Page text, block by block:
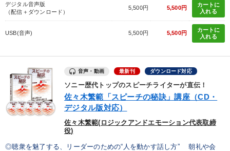
デジタル音声版
（配信＋ダウンロード）
5,500円 5,500円
カートに
入れる
USB(音声) 5,500円 5,500円
カートに
入れる
音声・動画 最新刊 ダウンロード対応
ソニー歴代トップのスピーチライターが直伝！
佐々木繁範「スピーチの秘訣」講座（CD・
デジタル版対応）
佐々木繁範(ロジックアンドエモーション代表取締
役)
◎聴衆を魅了する、リーダーのための“人を動かす話し方” 朝礼や会